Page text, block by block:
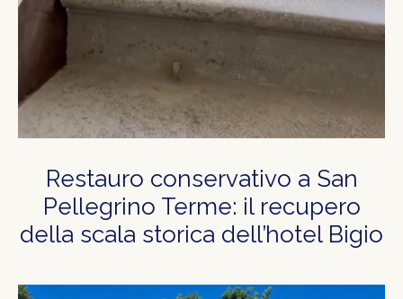
Restauro conservativo a San
Pellegrino Terme: il recupero
della scala storica dell’hotel Bigio